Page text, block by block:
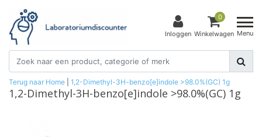
Inloggen
0
Winkelwagen Menu
Terug naar Home 1,2-Dimethyl-3H-benzo[e]indole >98.0%(GC) 1g
1,2-Dimethyl-3H-benzo[e]indole >98.0%(GC) 1g